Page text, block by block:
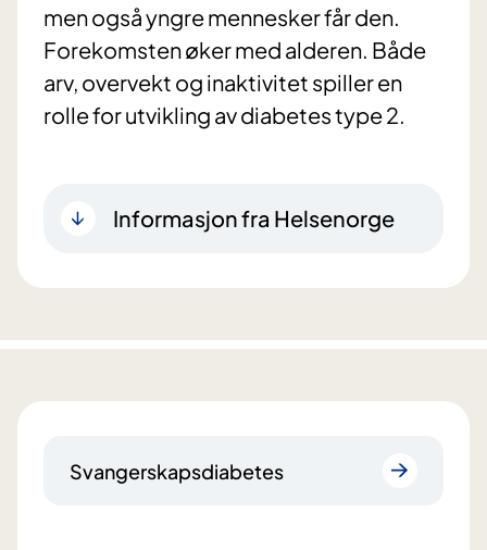
men også yngre mennesker får den.
Forekomsten øker med alderen. Både
arv, overvekt og inaktivitet spiller en
rolle for utvikling av diabetes type 2.
Informasjon fra Helsenorge
Svangerskapsdiabetes